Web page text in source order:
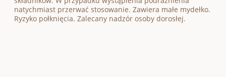
natychmiast przerwać stosowanie. Zawiera małe mydełko.
Ryzyko połknięcia. Zalecany nadzór osoby dorosłej.